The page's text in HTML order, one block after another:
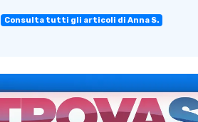
Consulta tutti gli articoli di Anna S.